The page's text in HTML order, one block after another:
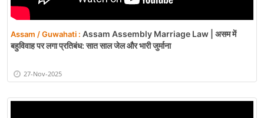
Assam / Guwahati : Assam Assembly Marriage Law | असम में
बहुविवाह पर लगा प्रतिबंध: सात साल जेल और भारी जुर्माना
27-Nov-2025